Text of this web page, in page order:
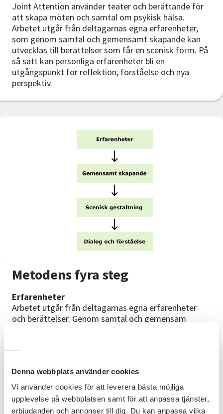
Denna webbplats använder cookies
Vi använder cookies för att leverera bästa möjliga
upplevelse på webbplatsen samt för att anpassa tjänster,
erbjudanden och annonser till dig. Du kan anpassa vilka
Joint Attention använder teater och berättande för
att skapa möten och samtal om psykisk hälsa.
Arbetet utgår från deltagarnas egna erfarenheter,
som genom samtal och gemensamt skapande kan
utvecklas till berättelser som får en scenisk form. På
så sätt kan personliga erfarenheter bli en
utgångspunkt för reflektion, förståelse och nya
perspektiv.
Metodens fyra steg
Erfarenheter
Arbetet utgår från deltagarnas egna erfarenheter
och berättelser. Genom samtal och gemensam
Gemensamt skapande
genom övningar, improvisation och olika kreativa
arbetssätt.
Scenisk gestaltning